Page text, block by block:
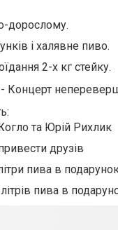
дорослому.
і халявне пиво.
2-х кг стейку.
Концерт
та Юрій Рихлик
друзів
пива в
пива в